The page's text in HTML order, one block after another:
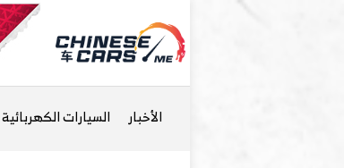
الأخبار السيارات الكهربائية